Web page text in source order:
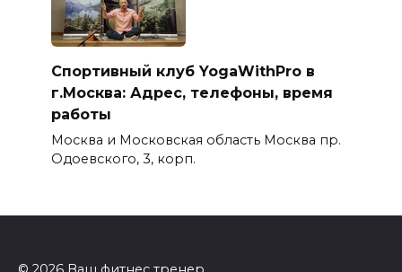
Спортивный клуб YogaWithPro в
г.Москва: Адрес, телефоны, время
работы
Москва и Московская область Москва пр.
Одоевского, 3, корп.